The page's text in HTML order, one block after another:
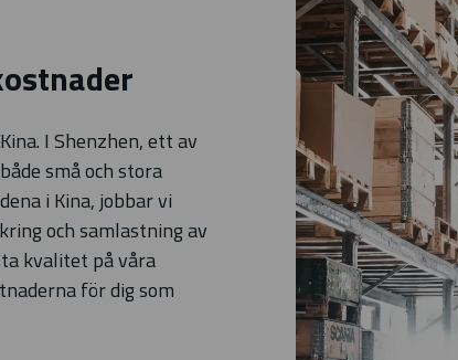
I Shenzhen, ett av
små och stora
i Kina, jobbar vi
och samlastning av
kvalitet på våra
för dig som